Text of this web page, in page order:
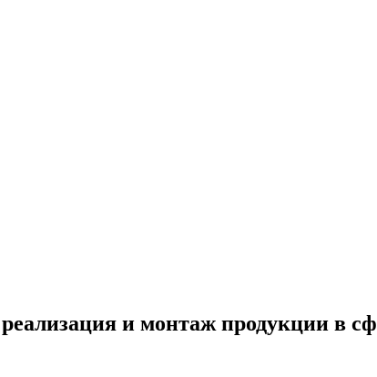
и монтаж продукции в